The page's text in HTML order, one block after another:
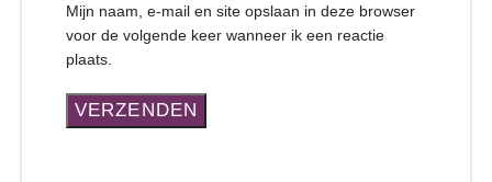
Mijn naam, e-mail en site opslaan in deze browser
voor de volgende keer wanneer ik een reactie
plaats.